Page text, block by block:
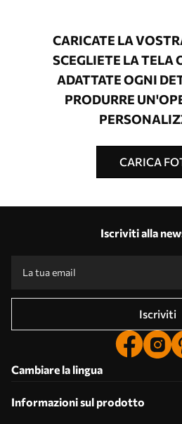
CARICATE LA
SCEGLIETE LA TELA
ADATTATE OGNI
PRODURRE
CARICA
Iscriviti alla
Iscriviti
Cambiare la lingua
Informazioni sul prodotto